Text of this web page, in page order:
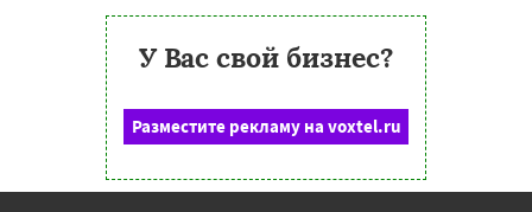
У Вас свой бизнес?
Разместите рекламу на voxtel.ru